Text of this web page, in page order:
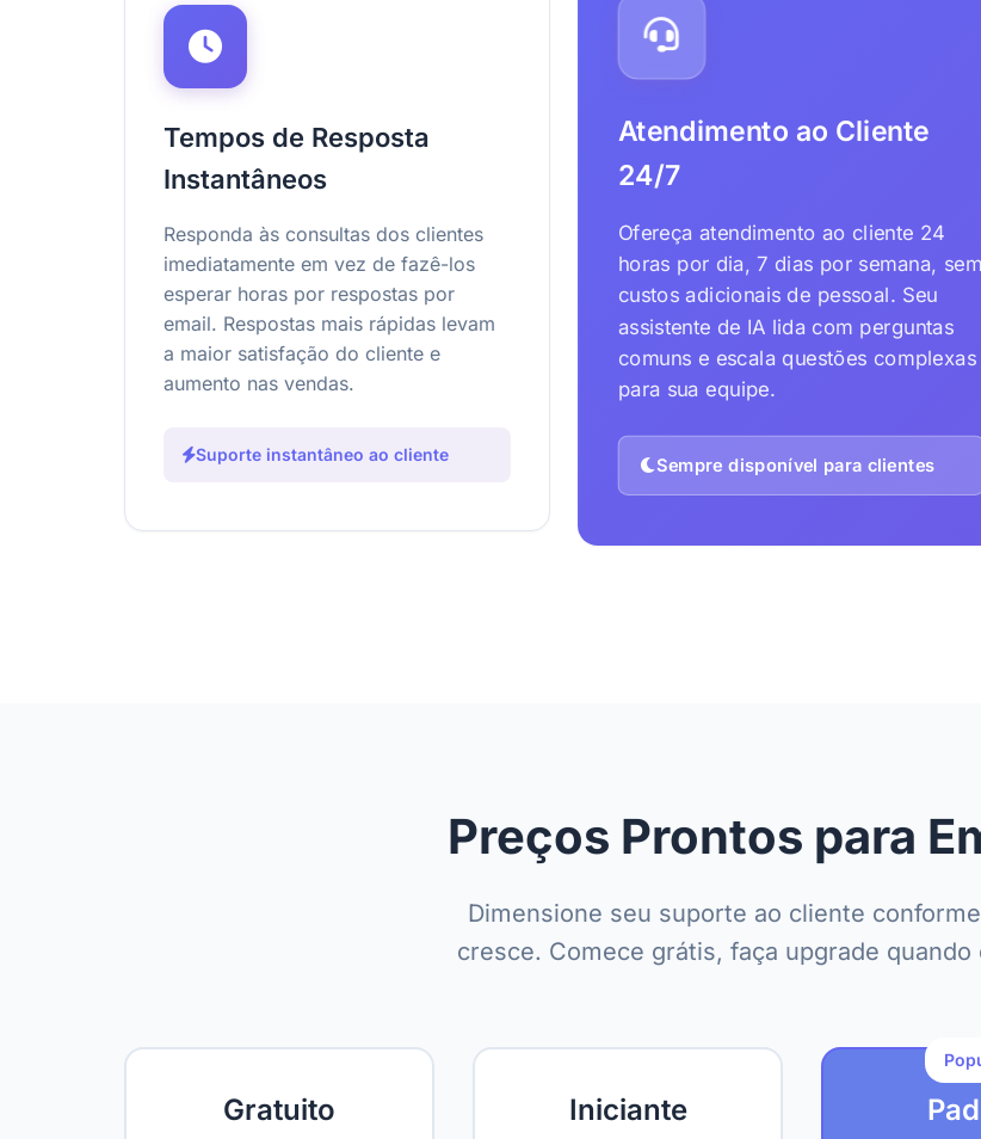
Tempos de Resposta
Instantâneos
Responda às consultas dos clientes
imediatamente em vez de fazê-los
esperar horas por respostas por
email. Respostas mais rápidas levam
a maior satisfação do cliente e
aumento nas vendas.
Suporte instantâneo ao cliente
Atendimento ao Cliente
24/7
Ofereça atendimento ao cliente 24
horas por dia, 7 dias por semana, sem
custos adicionais de pessoal. Seu
assistente de IA lida com perguntas
comuns e escala questões complexas
para sua equipe.
Sempre disponível para clientes
Preços Prontos para
Dimensione seu suporte ao cliente
cresce. Comece grátis, faça upgrade
Gratuito Iniciante